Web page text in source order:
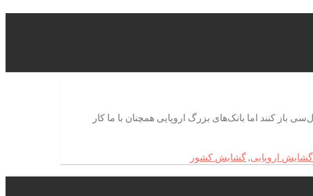
ال‌سی باز کنند اما بانک‌های بزرگ اروپایی همچنان با ما کار
گشایش اروپایی,گشایش کشور